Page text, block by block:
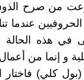
من صرح الذوق
عندما
في هذه الحالة
و إنما من
كلي) فاختار